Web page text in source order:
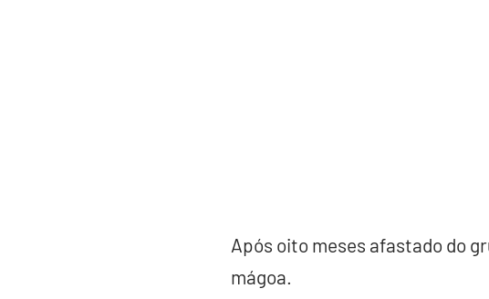
Após oito meses afastado do
mágoa.